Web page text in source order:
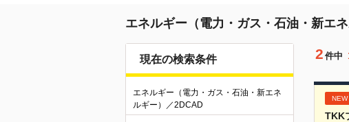
エネルギー（電力・ガス・石油・新エ
現在の検索条件
エネルギー（電力・ガス・石油・新エネ
ルギー）／2DCAD
2 件中
NEW
TKK